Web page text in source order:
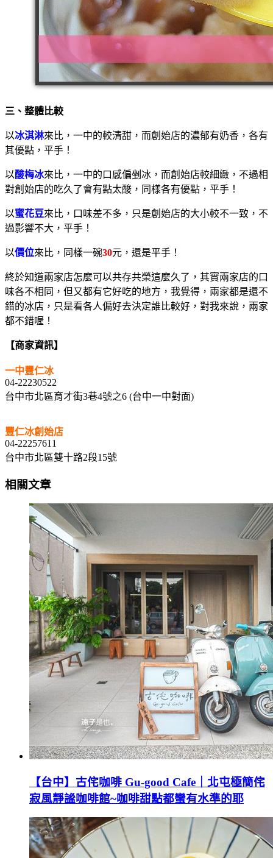
三、整體比較
以冰淇淋來比，一中的較清甜，而創始店的濃郁有奶香，各有
其優點，平手！
以酸梅冰來比，一中的口感偏剉冰，而創始店較細緻，不過相
對創始店的吃久了會有點太酸，同樣各有優點，平手！
以蜜花豆來比，口味差不多，只是創始店的大小較不一致，不
過影響不大，平手！
以價位來比，同樣一碗30元，還是平手！
終於知道兩家店怎麼可以共存共榮這麼久了，其實兩家店的口
味各不相同，但又都有它好吃的地方，我覺得，兩家都是還不
錯的冰店，只是看各人偏好去決定誰比較好，對我來說，兩家
都不錯喔！
【商家資訊】
一中豐仁冰
04-22230522
台中市北區育才街3巷4號之6 (台中一中對面)
豐仁冰創始店
04-22257611
台中市北區雙十路2段15號
相關文章
【台中】古侘咖啡 Gu-good Cafe｜北屯極簡侘
寂風靜謐咖啡館~咖啡甜點都蠻有水準的耶